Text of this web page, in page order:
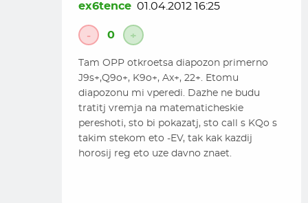
ex6tence 01.04.2012 16:25
- 0 +
Tam OPP otkroetsa diapozon primerno
J9s+,Q9o+, K9o+, Ax+, 22+. Etomu
diapozonu mi vperedi. Dazhe ne budu
tratitj vremja na matematicheskie
pereshoti, sto bi pokazatj, sto call s KQo s
takim stekom eto -EV, tak kak kazdij
horosij reg eto uze davno znaet.